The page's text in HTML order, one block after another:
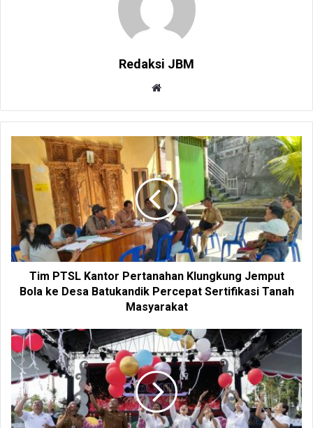
Redaksi JBM
b
s
i
t
e
Tim PTSL Kantor Pertanahan Klungkung Jemput
Bola ke Desa Batukandik Percepat Sertifikasi Tanah
Masyarakat